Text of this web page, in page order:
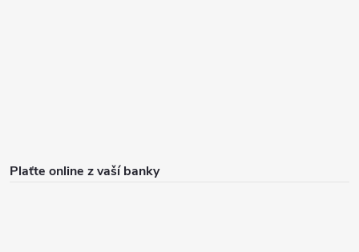
Plaťte online z vaší banky